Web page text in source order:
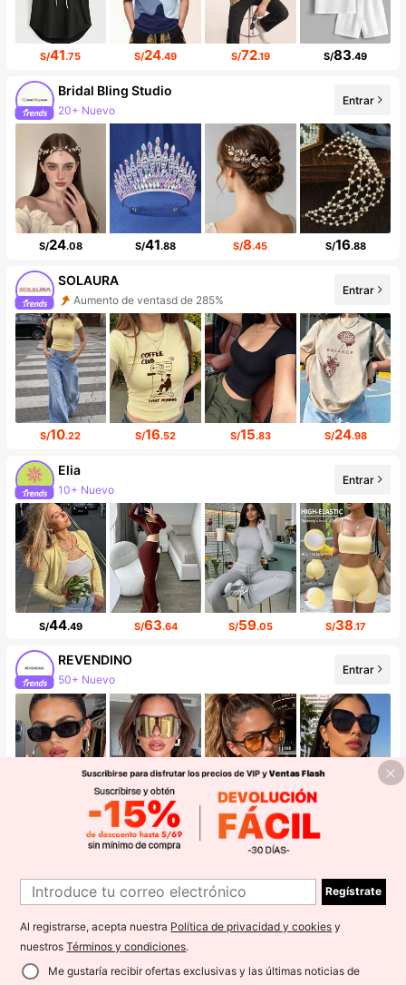
S/41.75 S/24.49 S/72.19 S/83.49
Bridal Bling Studio
20+ Nuevo
Incremento de seguidores de 732%
Entrar
S/24.08 S/41.88 S/8.45 S/16.88
SOLAURA
Aumento de ventasd de 285%
Incremento de seguidores de 233%
Entrar
S/10.22 S/16.52 S/15.83 S/24.98
Elia
10+ Nuevo
Incremento de seguidores de 419%
Entrar
S/44.49 S/63.64 S/59.05 S/38.17
REVENDINO
50+ Nuevo
Incremento de seguidores de 139%
Entrar
S/16.88 S/ 9.08
WEIhan
Incremento de seguidores de 55%
Regístrate
Al registrarse, acepta nuestra Política de privacidad y cookies y
nuestrosTérminos y condiciones.
Me gustaría recibir ofertas exclusivas y las últimas noticias de